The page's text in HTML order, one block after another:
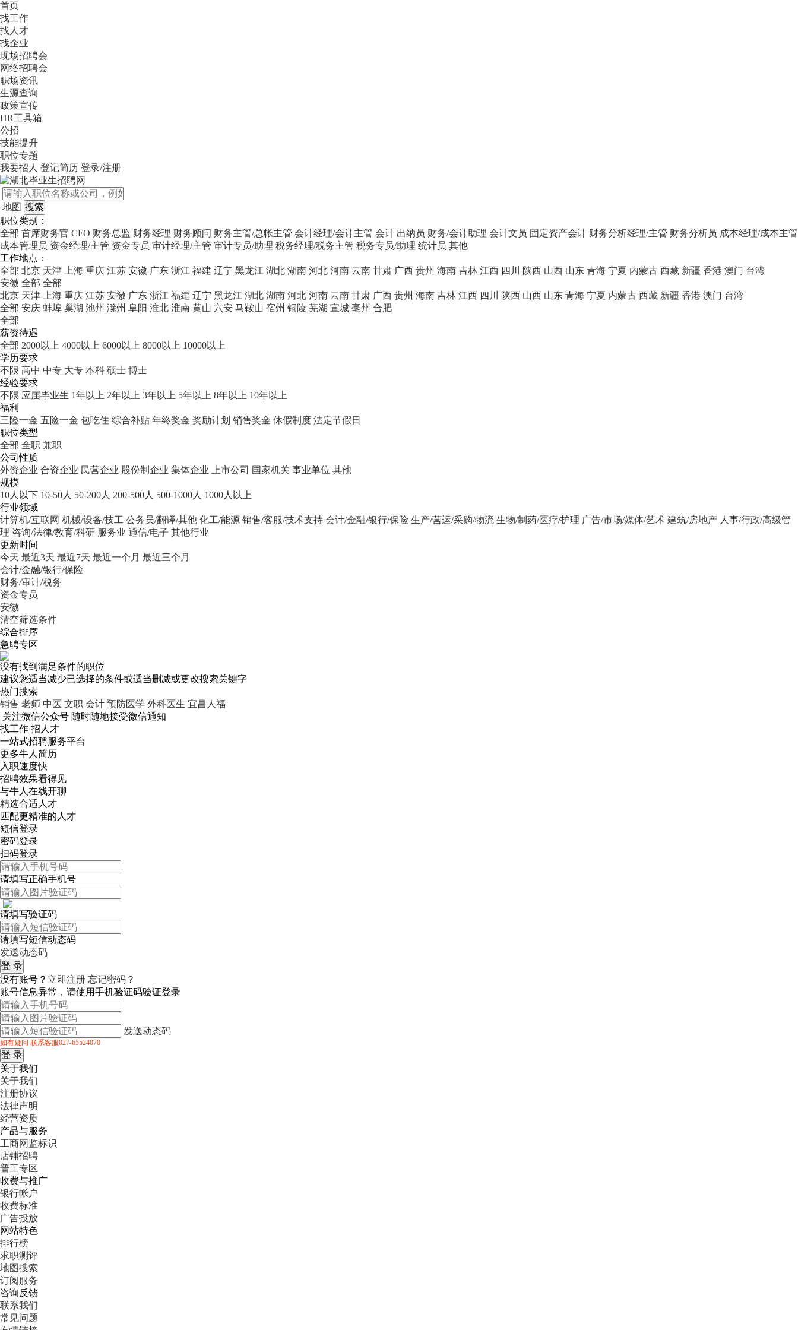
首页
找工作
找人才
找企业
现场招聘会
网络招聘会
职场资讯
生源查询
政策宣传
HR工具箱
公招
技能提升
职位专题
我要招人 登记简历 登录/注册
地图
职位类别：
全部 首席财务官 CFO 财务总监 财务经理 财务顾问 财务主管/总帐主管 会计经理/会计主管 会计 出纳员 财务/会计助理 会计文员 固定资产会计 财务分析经理/主管 财务分析员 成本经理/成本主管
成本管理员 资金经理/主管 资金专员 审计经理/主管 审计专员/助理 税务经理/税务主管 税务专员/助理 统计员 其他
工作地点：
全部 北京 天津 上海 重庆 江苏 安徽 广东 浙江 福建 辽宁 黑龙江 湖北 湖南 河北 河南 云南 甘肃 广西 贵州 海南 吉林 江西 四川 陕西 山西 山东 青海 宁夏 内蒙古 西藏 新疆 香港 澳门 台湾
安徽 全部 全部
北京 天津 上海 重庆 江苏 安徽 广东 浙江 福建 辽宁 黑龙江 湖北 湖南 河北 河南 云南 甘肃 广西 贵州 海南 吉林 江西 四川 陕西 山西 山东 青海 宁夏 内蒙古 西藏 新疆 香港 澳门 台湾
全部 安庆 蚌埠 巢湖 池州 滁州 阜阳 淮北 淮南 黄山 六安 马鞍山 宿州 铜陵 芜湖 宣城 亳州 合肥
全部
薪资待遇
全部 2000以上 4000以上 6000以上 8000以上 10000以上
学历要求
不限 高中 中专 大专 本科 硕士 博士
经验要求
不限 应届毕业生 1年以上 2年以上 3年以上 5年以上 8年以上 10年以上
福利
三险一金 五险一金 包吃住 综合补贴 年终奖金 奖励计划 销售奖金 休假制度 法定节假日
职位类型
全部 全职 兼职
公司性质
外资企业 合资企业 民营企业 股份制企业 集体企业 上市公司 国家机关 事业单位 其他
规模
10人以下 10-50人 50-200人 200-500人 500-1000人 1000人以上
行业领域
计算机/互联网 机械/设备/技工 公务员/翻译/其他 化工/能源 销售/客服/技术支持 会计/金融/银行/保险 生产/营运/采购/物流 生物/制药/医疗/护理 广告/市场/媒体/艺术 建筑/房地产 人事/行政/高级管
理 咨询/法律/教育/科研 服务业 通信/电子 其他行业
更新时间
今天 最近3天 最近7天 最近一个月 最近三个月
会计/金融/银行/保险
财务/审计/税务
资金专员
安徽
清空筛选条件
综合排序
急聘专区
没有找到满足条件的职位
建议您适当减少已选择的条件或适当删减或更改搜索关键字
热门搜索
销售 老师 中医 文职 会计 预防医学 外科医生 宜昌人福
关注微信公众号 随时随地接受微信通知
找工作 招人才
一站式招聘服务平台
更多牛人简历
入职速度快
招聘效果看得见
与牛人在线开聊
精选合适人才
匹配更精准的人才
短信登录
密码登录
扫码登录
请填写正确手机号
请填写验证码
请填写短信动态码
发送动态码
没有账号？ 立即注册 忘记密码？
账号信息异常，请使用手机验证码验证登录
发送动态码
如有疑问 联系客服027-65524070
关于我们
关于我们
注册协议
法律声明
经营资质
产品与服务
工商网监标识
店铺招聘
普工专区
收费与推广
银行帐户
收费标准
广告投放
网站特色
排行榜
求职测评
地图搜索
订阅服务
咨询反馈
联系我们
常见问题